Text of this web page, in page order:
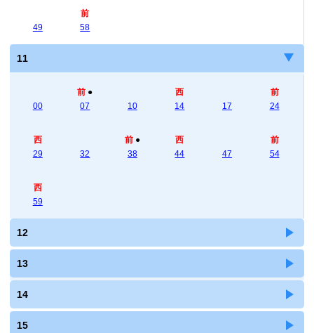
49
前
58
11
00
前 ●
07
10
西
14
17
前
24
西
29
32
前 ●
38
西
44
47
前
54
西
59
12
13
14
15